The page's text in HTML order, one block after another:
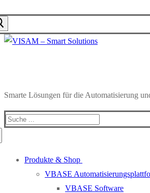
Smarte Lösungen für die Automatisierung
Produkte & Shop
VBASE
VBASE Software